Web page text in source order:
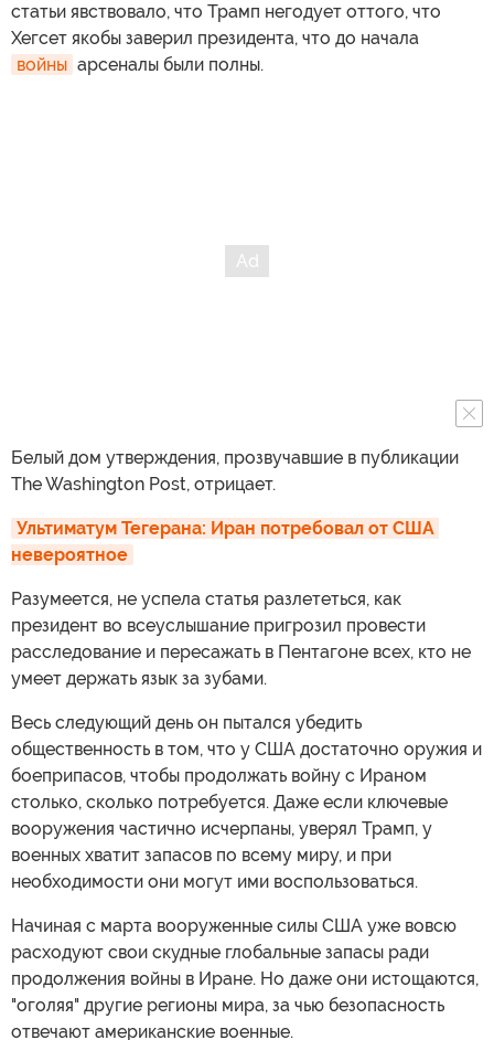
статьи явствовало, что Трамп негодует оттого, что
Хегсет якобы заверил президента, что до начала
войны арсеналы были полны.
Белый дом утверждения, прозвучавшие в публикации
The Washington Post, отрицает.
Ультиматум Тегерана: Иран потребовал от США
невероятное
Разумеется, не успела статья разлететься, как
президент во всеуслышание пригрозил провести
расследование и пересажать в Пентагоне всех, кто не
умеет держать язык за зубами.
Весь следующий день он пытался убедить
общественность в том, что у США достаточно оружия и
боеприпасов, чтобы продолжать войну с Ираном
столько, сколько потребуется. Даже если ключевые
вооружения частично исчерпаны, уверял Трамп, у
военных хватит запасов по всему миру, и при
необходимости они могут ими воспользоваться.
Начиная с марта вооруженные силы США уже вовсю
расходуют свои скудные глобальные запасы ради
продолжения войны в Иране. Но даже они истощаются,
"оголяя" другие регионы мира, за чью безопасность
отвечают американские военные.